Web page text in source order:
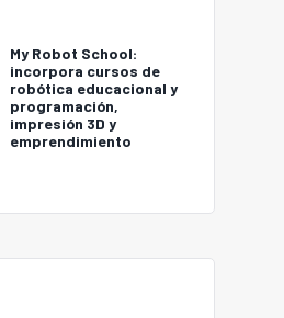
My Robot School:
incorpora cursos de
robótica educacional y
programación,
impresión 3D y
emprendimiento